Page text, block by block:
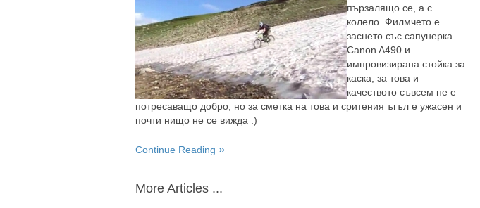
пързалящо се, а с
колело. Филмчето е
заснето със сапунерка
Canon A490 и
импровизирана стойка за
каска, за това и
качеството съвсем не е
потресаващо добро, но за сметка на това и сритения ъгъл е ужасен и
почти нищо не се вижда :)
Continue Reading
More Articles ...